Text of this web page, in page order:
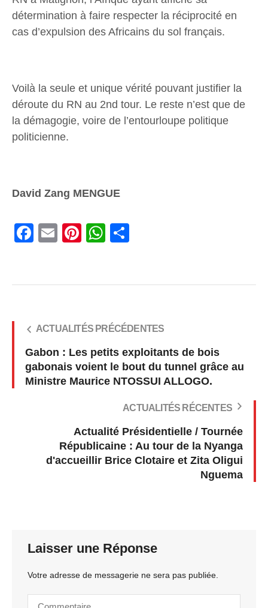
détermination à faire respecter la réciprocité en
cas d’expulsion des Africains du sol français.
Voilà la seule et unique vérité pouvant justifier la
déroute du RN au 2nd tour. Le reste n’est que de
la démagogie, voire de l’entourloupe politique
politicienne.
David Zang MENGUE
Facebook
Email PinterestWhatsApp
ACTUALITÉS PRÉCÉDENTES
Gabon : Les petits exploitants de bois
gabonais voient le bout du tunnel grâce au
Ministre Maurice NTOSSUI ALLOGO.
ACTUALITÉS RÉCENTES
Actualité Présidentielle / Tournée
Républicaine : Au tour de la Nyanga
d'accueillir Brice Clotaire et Zita Oligui
Nguema
Laisser une Réponse
Votre adresse de messagerie ne sera pas publiée.